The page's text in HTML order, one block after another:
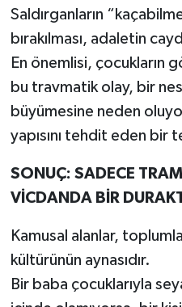
Saldırganların
bırakılması, adaletin
En önemlisi, çocukların
bu travmatik olay, bir
büyümesine neden
yapısını tehdit eden bir
SONUÇ: SADECE
VİCDANDA BİR
Kamusal alanlar,
kültürünün aynasıdır.
Bir baba çocuklarıyla